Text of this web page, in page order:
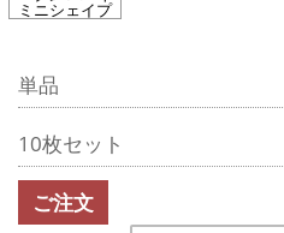
ミニシェイプ
単品
10枚セット
ご注文